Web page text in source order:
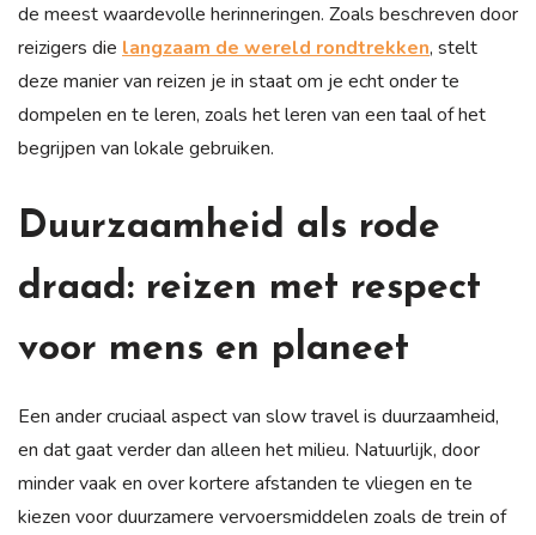
de meest waardevolle herinneringen. Zoals beschreven door
reizigers die langzaam de wereld rondtrekken, stelt
deze manier van reizen je in staat om je echt onder te
dompelen en te leren, zoals het leren van een taal of het
begrijpen van lokale gebruiken.
Duurzaamheid als rode
draad: reizen met respect
voor mens en planeet
Een ander cruciaal aspect van slow travel is duurzaamheid,
en dat gaat verder dan alleen het milieu. Natuurlijk, door
minder vaak en over kortere afstanden te vliegen en te
kiezen voor duurzamere vervoersmiddelen zoals de trein of